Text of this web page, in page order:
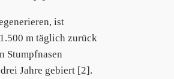
ist
m täglich zurück
Stumpfnasen
Jahre gebiert [2].